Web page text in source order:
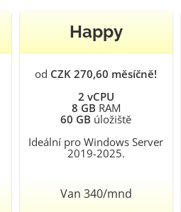
Happy
od CZK 270,60 měsíčně!
2 vCPU
8 GB RAM
60 GB úložiště
Ideální pro Windows Server
2019-2025.
Van 340/mnd